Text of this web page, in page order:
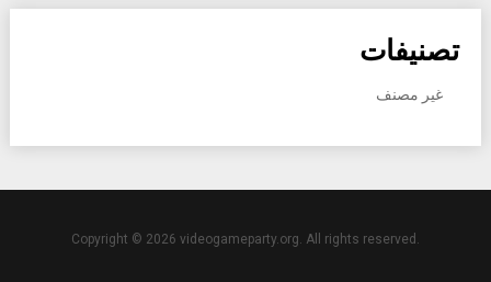
تصنيفات
غير مصنف
Copyright © 2026 videogameparty.org. All rights reserved.